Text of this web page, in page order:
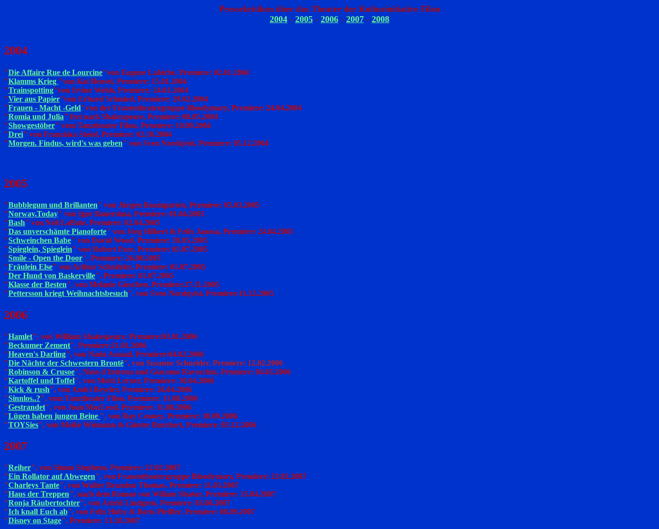
Pressekritiken über das Theater der Kulturinitiative Filou
2004 - 2005 - 2006 - 2007 - 2008
2004
"Die Affaire Rue de Lourcine"von Eugene Labiche, Premiere: 02.01.2004
"Klamms Krieg "von Kai Hensel, Premiere: 15.01.2004
"Trainspotting"von Irvine Welsh, Premiere: 24.01.2004
"Vier aus Papier"von Erhard Schmied, Premiere: 29.02.2004
"Frauen - Macht -Geld"von der Frauentheatergruppe Bloodymary, Premiere: 24.04.2004
"Romia und Julia" frei nach Shakespeare, Premiere: 08.05.2004
"Showgestöber" vom Tanztheater Filou, Premiere: 10.09.2004
"Drei" von Franziska Steiof, Premiere: 02.10.2004
"Morgen. Findus, wird's was geben" von Sven Nordqvist, Premiere: 05.12.2004
2005
"Bubblegum und Brillanten" von Jürgen Baumgarten, Premiere: 05.03.2005
"Norway.Today" von Igor Bauersima, Premiere: 01.04.2005
"Bash" von Neil LaBute, Premiere: 02.04.2005
"Das unverschämte Pianoforte" von Jörg Hilbert & Felix Janosa, Premiere: 24.04.2005
"Schweinchen Babe" von David Wood, Premiere: 18.05.2005
"Spieglein, Spieglein" von Robert Parr, Premiere: 01.07.2005
"Smile - Open the Door", Premiere: 26.08.2005
"Fräulein Else" von Arthur Schnitzler, Premiere: 01.07.2005
"Der Hund von Baskerville", Premiere: 01.07.2005
"Klasse der Besten", von Melanie Gieschen, Premiere:27.11.2005
"Pettersson kriegt Weihnachtsbesuch", von Sven Nordqvist, Premiere:11.12.2005
2006
"Hamlet", von William Shakespeare, Premiere:03.01.2006
"Beckumer Zement", Premiere:21.01.2006
"Heaven's Darling", von Nada Assaad, Premiere:04.02.2006
"Die Nächte der Schwestern Brontë", von Susanne Schneider. Premiere: 12.02.2006
"Robinson & Crusoe", Nino d´Introna und Giacomo Ravocchio, Premiere: 04.03.2006
"Kartoffel und Toffel", von Motti Lerner, Premiere: 30.04.2006
"Kick & rush", von Andri Beyeler, Premiere: 26.04.2006
"Sinnlos..?", vom Tanztheater Filou, Premiere: 11.08.2006
"Gestrandet", von Joan MacLeod, Premiere: 11.08.2006
"Lügen haben jungen Beine ", von Ray Cooney, Premiere: 30.09.2006
"TOYSies", von Meike Wiemann & Günter Burchert, Premiere: 03.12.2006
2007
"Reiher", von Simon Stephens, Premiere: 22.02.2007
"Ein Rollator auf Abwegen", von Frauentheatergruppe Bloodymary, Premiere: 23.02.2007
"Charleys Tante", von Walter Brandon Thomas, Premiere: 11.03.2007
"Haus der Treppen", nach dem Roman von Wiliam Sleator, Premiere: 15.04.2007
"Ronja Räubertochter", von Astrid Lindgren, Premiere: 03.06.2007
"Ich knall Euch ab", von Felix Huby & Boris Pfeiffer, Premiere: 08.09.2007
"Disney on Stage", Premiere: 13.10.2007